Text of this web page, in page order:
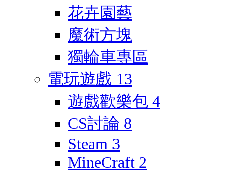
花卉園藝
魔術方塊
獨輪車專區
電玩遊戲 13
遊戲歡樂包 4
CS討論 8
Steam 3
MineCraft 2